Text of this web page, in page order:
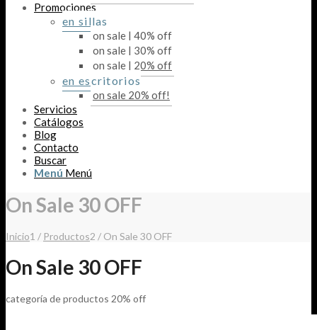
Promociones
en sillas
on sale | 40% off
on sale | 30% off
on sale | 20% off
en escritorios
on sale 20% off!
Servicios
Catálogos
Blog
Contacto
Buscar
Menú Menú
On Sale 30 OFF
Inicio1 / Productos2 / On Sale 30 OFF
On Sale 30 OFF
categoría de productos 20% off